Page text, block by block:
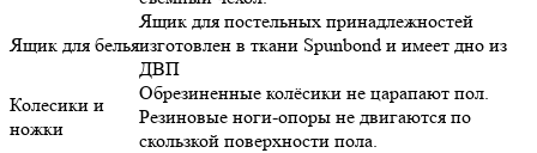
Ящик для белья
Ящик для постельных принадлежностей
изготовлен в ткани Spunbond и имеет дно из
ДВП
Колесики и
ножки
Обрезиненные колёсики не царапают пол.
Резиновые ноги-опоры не двигаются по
скользкой поверхности пола.